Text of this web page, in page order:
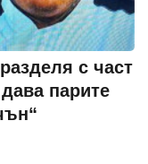
с част
парите